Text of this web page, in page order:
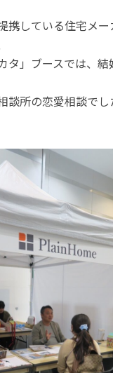
携している住宅メ
タ」ブースでは、
談所の恋愛相談でし